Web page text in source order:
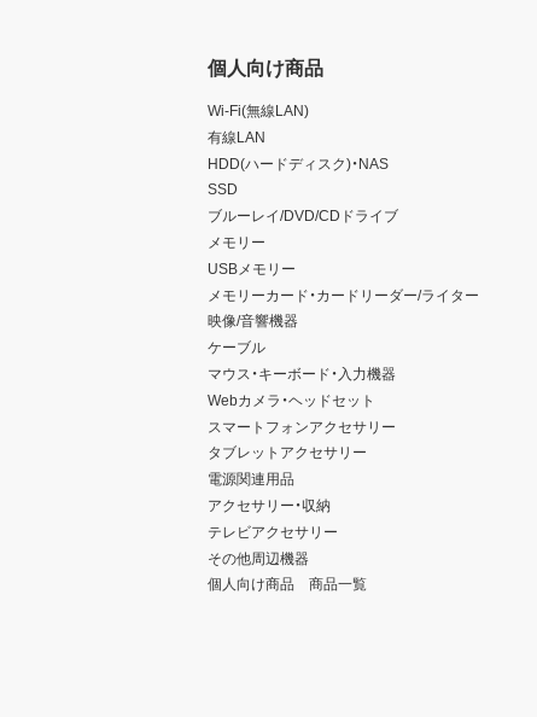
個人向け商品
Wi-Fi(無線LAN)
有線LAN
HDD(ハードディスク)・NAS
SSD
ブルーレイ/DVD/CDドライブ
メモリー
USBメモリー
メモリーカード・カードリーダー/ライター
映像/音響機器
ケーブル
マウス・キーボード・入力機器
Webカメラ・ヘッドセット
スマートフォンアクセサリー
タブレットアクセサリー
電源関連用品
アクセサリー・収納
テレビアクセサリー
その他周辺機器
個人向け商品 商品一覧